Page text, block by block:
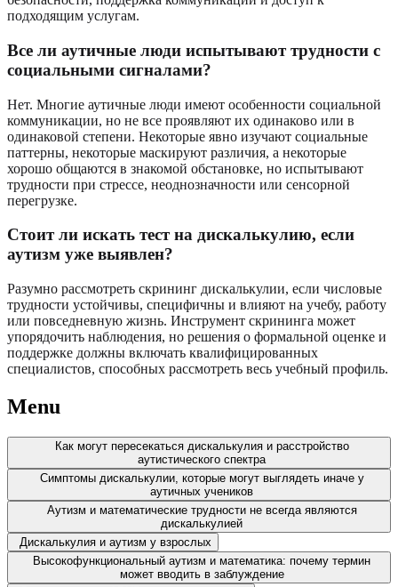
подходящим услугам.
Все ли аутичные люди испытывают трудности с
социальными сигналами?
Нет. Многие аутичные люди имеют особенности социальной
коммуникации, но не все проявляют их одинаково или в
одинаковой степени. Некоторые явно изучают социальные
паттерны, некоторые маскируют различия, а некоторые
хорошо общаются в знакомой обстановке, но испытывают
трудности при стрессе, неоднозначности или сенсорной
перегрузке.
Стоит ли искать тест на дискалькулию, если
аутизм уже выявлен?
Разумно рассмотреть скрининг дискалькулии, если числовые
трудности устойчивы, специфичны и влияют на учебу, работу
или повседневную жизнь. Инструмент скрининга может
упорядочить наблюдения, но решения о формальной оценке и
поддержке должны включать квалифицированных
специалистов, способных рассмотреть весь учебный профиль.
Menu
Как могут пересекаться дискалькулия и расстройство
аутистического спектра
Симптомы дискалькулии, которые могут выглядеть иначе у
аутичных учеников
Аутизм и математические трудности не всегда являются
дискалькулией
Дискалькулия и аутизм у взрослых
Высокофункциональный аутизм и математика: почему термин
может вводить в заблуждение